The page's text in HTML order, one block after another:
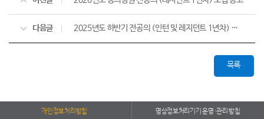
다음글 2025년도 하반기 전공의 (인턴 및 레지던트 1년차) 모집 공고 [마감]
목록
개인정보처리방침 영상정보처리기기 운영·관리 방침